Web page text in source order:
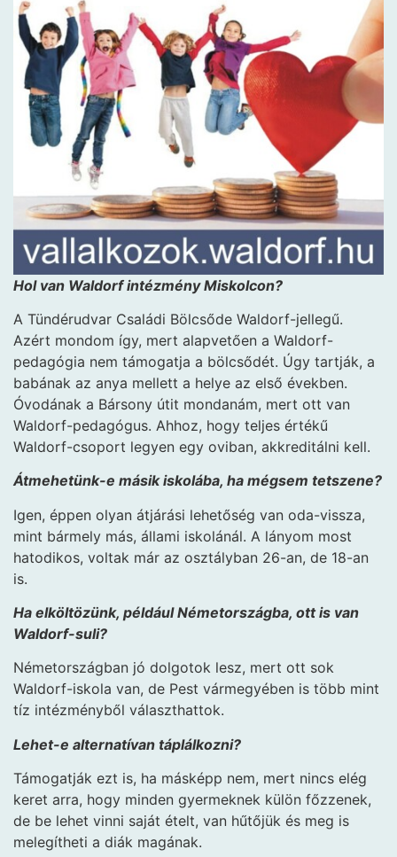
Hol van Waldorf intézmény Miskolcon?
A Tündérudvar Családi Bölcsőde Waldorf-jellegű.
Azért mondom így, mert alapvetően a Waldorf-
pedagógia nem támogatja a bölcsődét. Úgy tartják, a
babának az anya mellett a helye az első években.
Óvodának a Bársony útit mondanám, mert ott van
Waldorf-pedagógus. Ahhoz, hogy teljes értékű
Waldorf-csoport legyen egy oviban, akkreditálni kell.
Átmehetünk-e másik iskolába, ha mégsem tetszene?
Igen, éppen olyan átjárási lehetőség van oda-vissza,
mint bármely más, állami iskolánál. A lányom most
hatodikos, voltak már az osztályban 26-an, de 18-an
is.
Ha elköltözünk, például Németországba, ott is van
Waldorf-suli?
Németországban jó dolgotok lesz, mert ott sok
Waldorf-iskola van, de Pest vármegyében is több mint
tíz intézményből választhattok.
Lehet-e alternatívan táplálkozni?
Támogatják ezt is, ha másképp nem, mert nincs elég
keret arra, hogy minden gyermeknek külön főzzenek,
de be lehet vinni saját ételt, van hűtőjük és meg is
melegítheti a diák magának.